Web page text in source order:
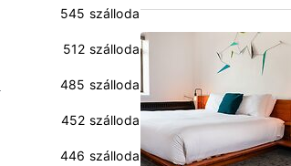
545 szálloda
512 szálloda
485 szálloda
452 szálloda
446 szálloda